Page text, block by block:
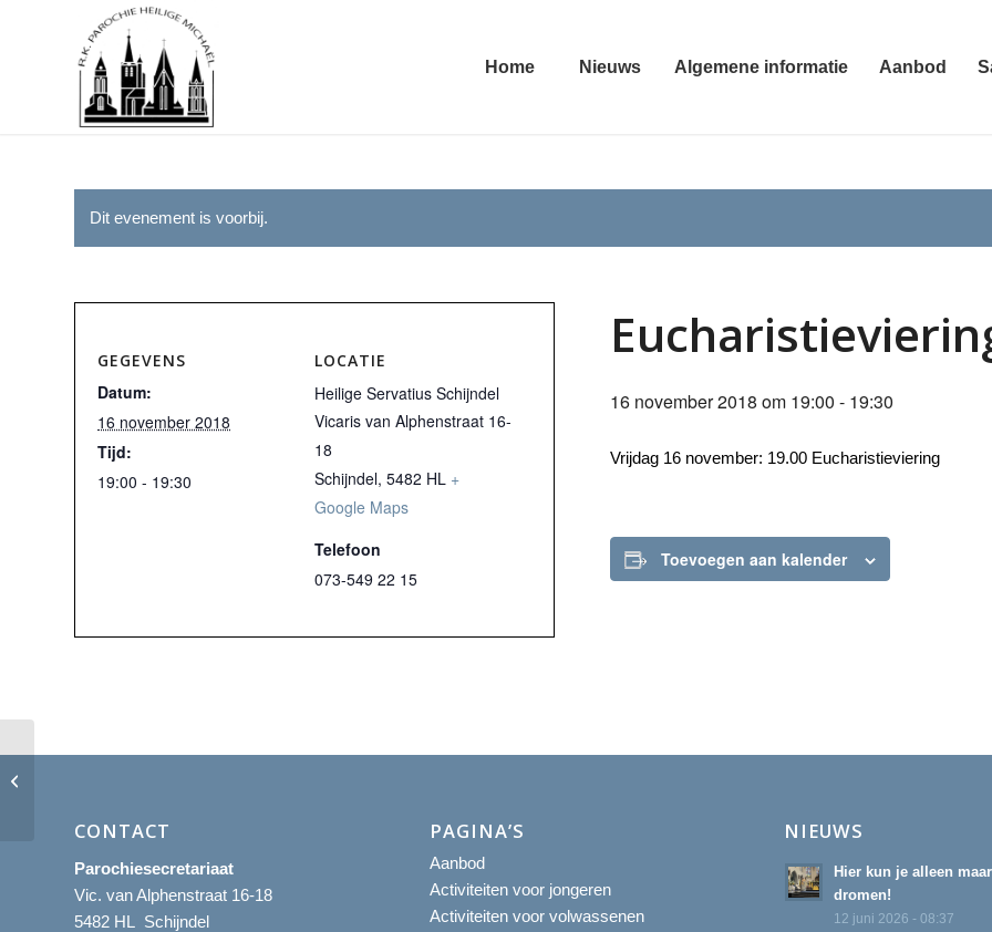
Home Nieuws Algemene informatie Aanbod
Dit evenement is voorbij.
16 november 2018 om 19:00 - 19:30
Vrijdag 16 november: 19.00 Eucharistieviering
Toevoegen aan kalender
GEGEVENS
Datum:
16 november 2018
Tijd:
19:00 - 19:30
LOCATIE
Heilige Servatius Schijndel
Vicaris van Alphenstraat 16-
18
Schijndel, 5482 HL +
Google Maps
Telefoon
073-549 22 15
CONTACT
Parochiesecretariaat
Vic. van Alphenstraat 16-18
5482 HL Schijndel
PAGINA’S
Aanbod
Activiteiten voor jongeren
Activiteiten voor volwassenen
NIEUWS
Hier kun je alleen
dromen!
12 juni 2026 - 08:37